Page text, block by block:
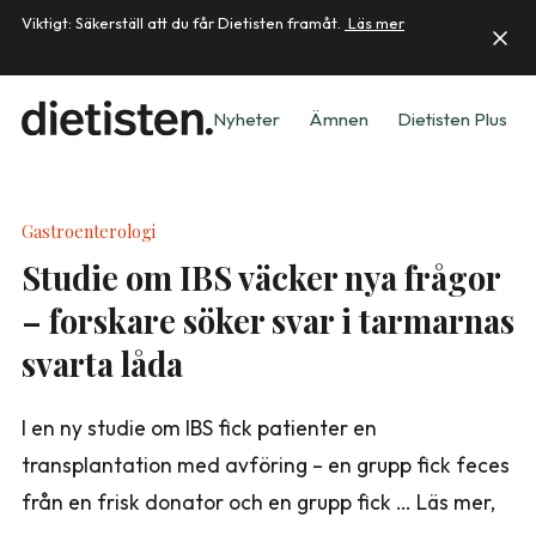
Viktigt: Säkerställ att du får Dietisten framåt. Läs mer
Nyheter Ämnen Dietisten Plus
Gastroenterologi
Studie om IBS väcker nya frågor
– forskare söker svar i tarmarnas
svarta låda
I en ny studie om IBS fick patienter en
transplantation med avföring – en grupp fick feces
från en frisk donator och en grupp fick … Läs mer,